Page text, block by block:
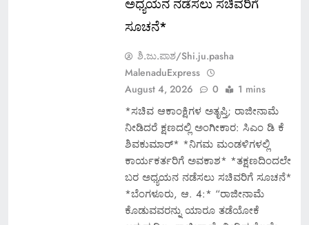
ಸೂಚನೆ*
ಶಿ.ಜು.ಪಾಶ/Shi.ju.pasha
MalenaduExpress
August 4, 2026
0 1 mins
*ಸಚಿವ ಆಕಾಂಕ್ಷಿಗಳ ಅತೃಪ್ತಿ; ರಾಜೀನಾಮೆ
ನೀಡಿದರೆ ಕ್ಷಣದಲ್ಲಿ ಅಂಗೀಕಾರ: ಸಿಎಂ ಡಿ ಕೆ
ಶಿವಕುಮಾರ್* *ನಿಗಮ‌ ಮಂಡಳಿಗಳಲ್ಲಿ
ಕಾರ್ಯಕರ್ತರಿಗೆ ಅವಕಾಶ* *ತಕ್ಷಣದಿಂದಲೇ
ಬರ ಅಧ್ಯಯನ ನಡೆಸಲು ಸಚಿವರಿಗೆ ಸೂಚನೆ*
*ಬೆಂಗಳೂರು, ಆ. 4:* “ರಾಜೀನಾಮೆ
ಕೊಡುವವರನ್ನು ಯಾರೂ ತಡೆಯೋಕೆ